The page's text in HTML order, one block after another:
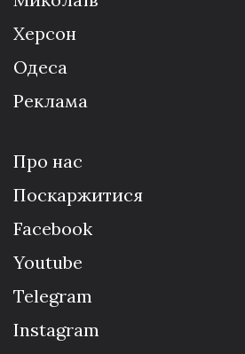
Херсон
Одеса
Реклама
Про нас
Поскаржитися
Facebook
Youtube
Telegram
Instagram